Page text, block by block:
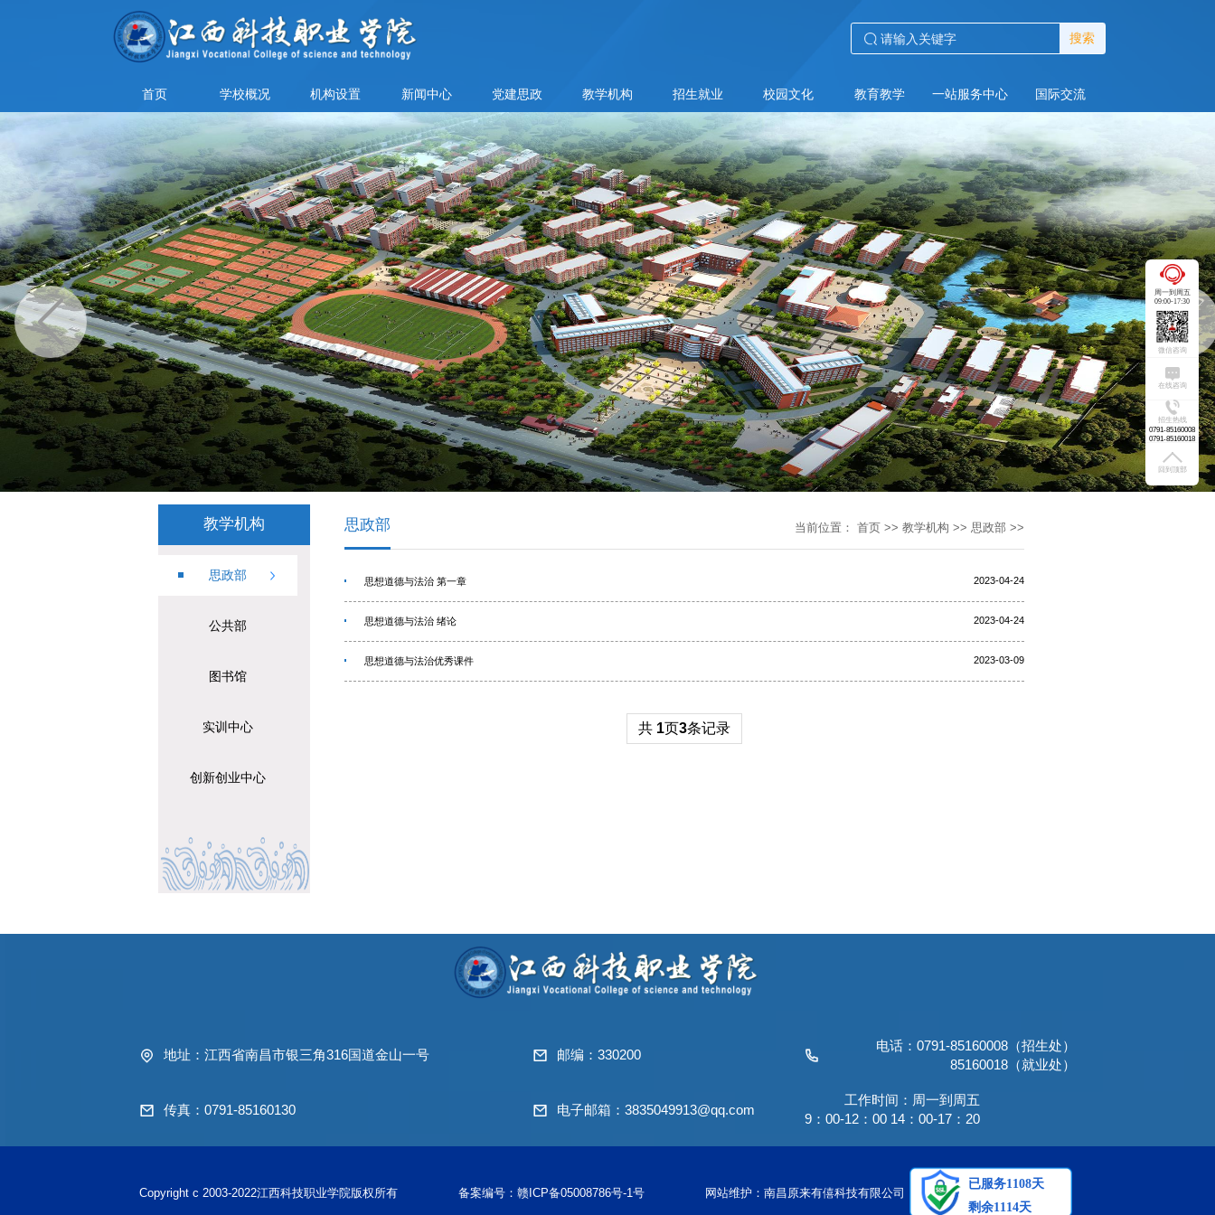
搜索
首页 学校概况 机构设置 新闻中心 党建思政 教学机构 招生就业 校园文化 教育教学 一站服务中心 国际交流
教学机构
思政部
公共部
图书馆
实训中心
创新创业中心
思政部 当前位置： 首页>> 教学机构 >> 思政部>>
思想道德与法治 第一章 2023-04-24
思想道德与法治 绪论 2023-04-24
思想道德与法治优秀课件 2023-03-09
共 1页3条记录
地址：江西省南昌市银三角316国道金山一号 邮编：330200
电话：0791-85160008（招生处）
85160018（就业处）
传真：0791-85160130 电子邮箱：3835049913@qq.com
工作时间：周一到周五
9：00-12：00 14：00-17：20
Copyright c 2003-2022江西科技职业学院版权所有 备案编号：赣ICP备05008786号-1号 网站维护：南昌原来有僖科技有限公司
周一到周五
09:00-17:30
微信咨询
在线咨询
招生热线
0791-85160008
0791-85160018
回到顶部